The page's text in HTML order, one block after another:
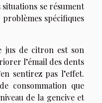
situations se résument
spécifiques
jus de citron est son
l’émail des dents
sentirez pas l’effet.
consommation que
de la gencive et